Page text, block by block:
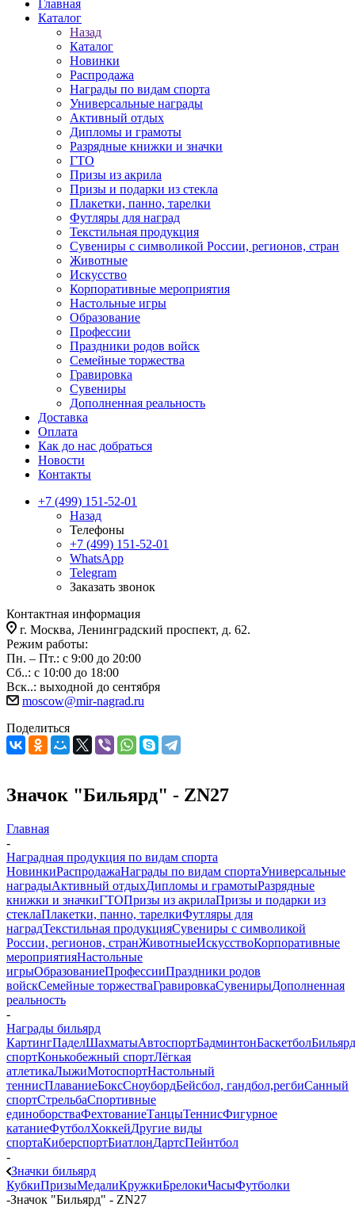
Главная
Каталог
Назад
Каталог
Новинки
Распродажа
Награды по видам спорта
Универсальные награды
Активный отдых
Дипломы и грамоты
Разрядные книжки и значки
ГТО
Призы из акрила
Призы и подарки из стекла
Плакетки, панно, тарелки
Футляры для наград
Текстильная продукция
Сувениры с символикой России, регионов, стран
Животные
Искусство
Корпоративные мероприятия
Настольные игры
Образование
Профессии
Праздники родов войск
Семейные торжества
Гравировка
Сувениры
Дополненная реальность
Доставка
Оплата
Как до нас добраться
Новости
Контакты
+7 (499) 151-52-01
Назад
Телефоны
+7 (499) 151-52-01
WhatsApp
Telegram
Заказать звонок
Контактная информация
г. Москва, Ленинградский проспект, д. 62.
Режим работы:
Пн. – Пт.: с 9:00 до 20:00
Сб..: с 10:00 до 18:00
Вск..: выходной до сентября
moscow@mir-nagrad.ru
Поделиться
Значок "Бильярд" - ZN27
Главная
-
Наградная продукция по видам спорта
НовинкиРаспродажаНаграды по видам спортаУниверсальные
наградыАктивный отдыхДипломы и грамотыРазрядные
книжки и значкиГТОПризы из акрилаПризы и подарки из
стеклаПлакетки, панно, тарелкиФутляры для
наградТекстильная продукцияСувениры с символикой
России, регионов, странЖивотныеИскусствоКорпоративные
мероприятияНастольные
игрыОбразованиеПрофессииПраздники родов
войскСемейные торжестваГравировкаСувенирыДополненная
реальность
-
Награды бильярд
КартингПаделШахматыАвтоспортБадминтонБаскетболБильярд
спортКонькобежный спортЛёгкая
атлетикаЛыжиМотоспортНастольный
теннисПлаваниеБоксСноубордБейсбол, гандбол,регбиСанный
спортСтрельбаСпортивные
единоборстваФехтованиеТанцыТеннисФигурное
катаниеФутболХоккейДругие виды
спортаКиберспортБиатлонДартсПейнтбол
-
Значки бильярд
КубкиПризыМедалиКружкиБрелокиЧасыФутболки
-Значок "Бильярд" - ZN27